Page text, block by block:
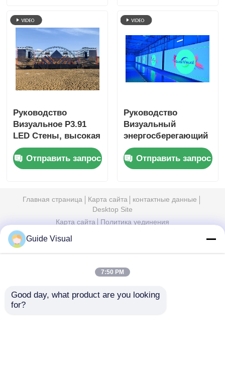
освеженность,
потрясающие
эффекты.
Руководство
Визуальное P3.91
LED Стены, высокая
освежаемость,
гладкие визуальные
эффекты, работает
жаре, готовы к
Отправить запрос
Руководство
Визуальный
энергосберегающий
светодиодный
видеостенный
дисплей с умной
яркости и
потреблением
Отправить запрос
Главная страница Карта сайта
контактные данные
Desktop Site
Карта сайта
Политика уединения
Китайская фабрика.Copyright © 2026 Shenzhen
Guide Visual
7:50 PM
Good day, what product are you looking
for?